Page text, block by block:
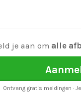
je aan om alle
Ontvang gratis meldingen ·